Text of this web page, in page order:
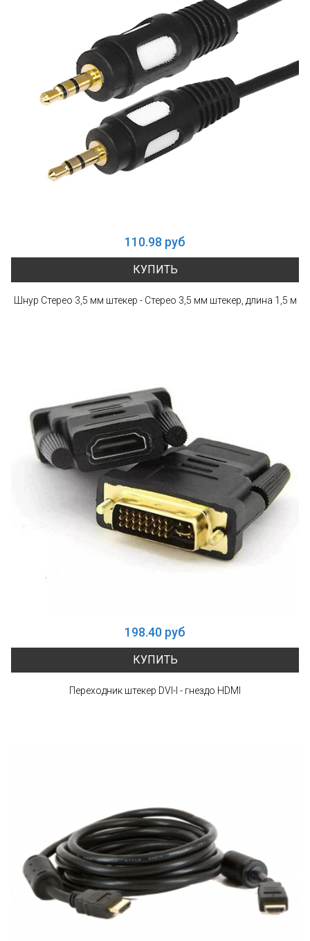
110.98 руб
КУПИТЬ
Шнур Стерео 3,5 мм штекер - Стерео 3,5 мм штекер, длина 1,5 м
198.40 руб
КУПИТЬ
Переходник штекер DVI-I - гнездо HDMI